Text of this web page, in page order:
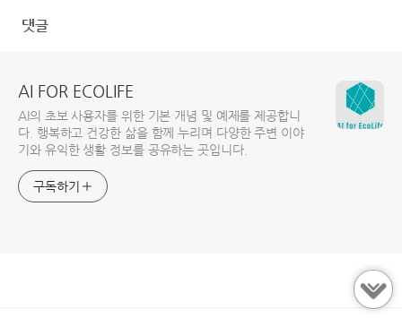
댓글
AI FOR ECOLIFE
AI의 초보 사용자를 위한 기본 개념 및 예제를 제공합니
다. 행복하고 건강한 삶을 함께 누리며 다양한 주변 이야
기와 유익한 생활 정보를 공유하는 곳입니다.
구독하기